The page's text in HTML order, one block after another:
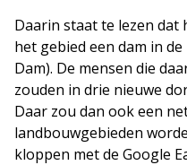
Daarin staat te lezen dat
het gebied een dam in
Dam). De mensen die
zouden in drie nieuwe
Daar zou dan ook een
landbouwgebieden
kloppen met de Google